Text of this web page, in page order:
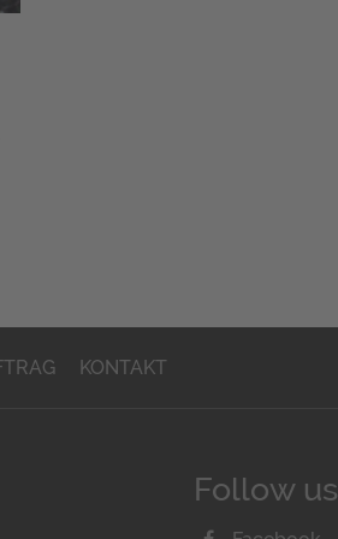
KONTAKT
Follow us